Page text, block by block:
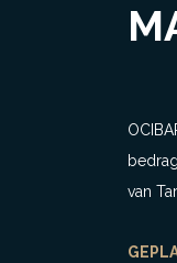
van